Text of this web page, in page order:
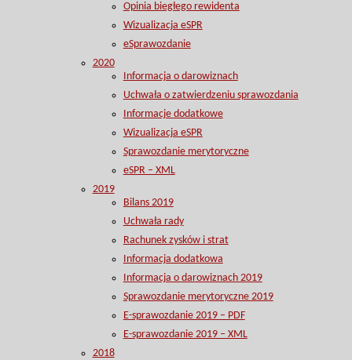
Opinia biegłego rewidenta
Wizualizacja eSPR
eSprawozdanie
2020
Informacja o darowiznach
Uchwała o zatwierdzeniu sprawozdania
Informacje dodatkowe
Wizualizacja eSPR
Sprawozdanie merytoryczne
eSPR – XML
2019
Bilans 2019
Uchwała rady
Rachunek zysków i strat
Informacja dodatkowa
Informacja o darowiznach 2019
Sprawozdanie merytoryczne 2019
E-sprawozdanie 2019 – PDF
E-sprawozdanie 2019 – XML
2018